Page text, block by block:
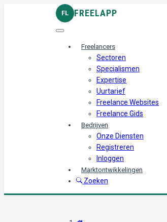
FL FREELAPP
Freelancers
Sectoren
Specialismen
Expertise
Uurtarief
Freelance Websites
Freelance Gids
Bedrijven
Onze Diensten
Registreren
Inloggen
Marktontwikkelingen
Zoeken